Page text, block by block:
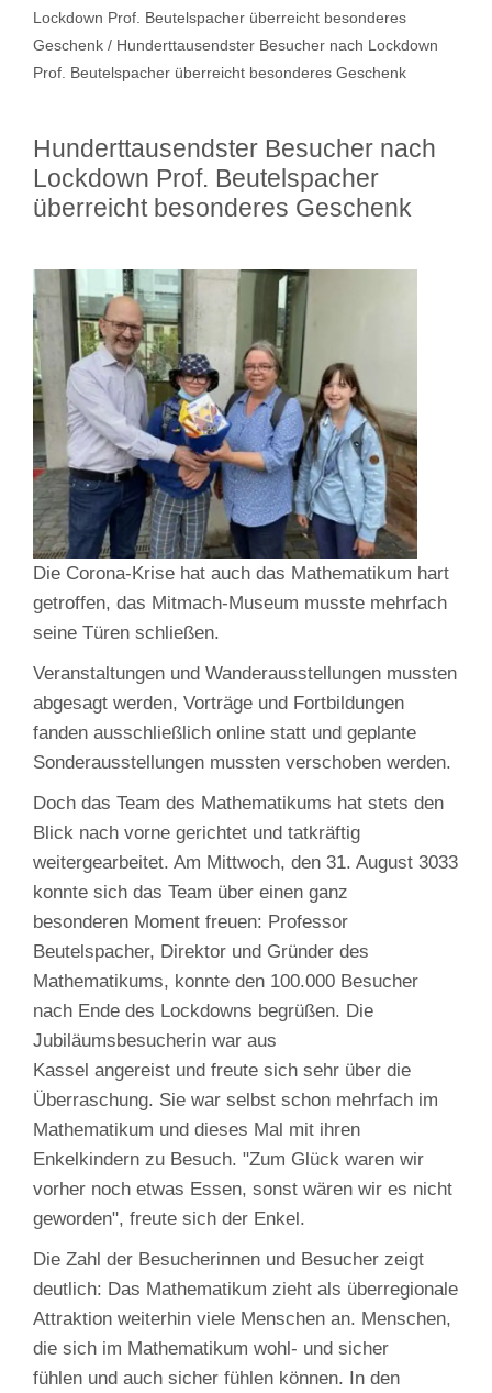
Lockdown Prof. Beutelspacher überreicht besonderes
Geschenk / Hunderttausendster Besucher nach Lockdown
Prof. Beutelspacher überreicht besonderes Geschenk
Hunderttausendster Besucher nach
Lockdown Prof. Beutelspacher
überreicht besonderes Geschenk
Die Corona-Krise hat auch das Mathematikum hart
getroffen, das Mitmach-Museum musste mehrfach
seine Türen schließen.
Veranstaltungen und Wanderausstellungen mussten
abgesagt werden, Vorträge und Fortbildungen
fanden ausschließlich online statt und geplante
Sonderausstellungen mussten verschoben werden.
Doch das Team des Mathematikums hat stets den
Blick nach vorne gerichtet und tatkräftig
weitergearbeitet. Am Mittwoch, den 31. August 3033
konnte sich das Team über einen ganz
besonderen Moment freuen: Professor
Beutelspacher, Direktor und Gründer des
Mathematikums, konnte den 100.000 Besucher
nach Ende des Lockdowns begrüßen. Die
Jubiläumsbesucherin war aus
Kassel angereist und freute sich sehr über die
Überraschung. Sie war selbst schon mehrfach im
Mathematikum und dieses Mal mit ihren
Enkelkindern zu Besuch. "Zum Glück waren wir
vorher noch etwas Essen, sonst wären wir es nicht
geworden", freute sich der Enkel.
Die Zahl der Besucherinnen und Besucher zeigt
deutlich: Das Mathematikum zieht als überregionale
Attraktion weiterhin viele Menschen an. Menschen,
die sich im Mathematikum wohl- und sicher
fühlen und auch sicher fühlen können. In den